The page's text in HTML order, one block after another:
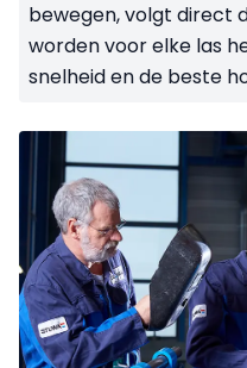
bewegen, volgt direct
worden voor elke las
snelheid en de beste